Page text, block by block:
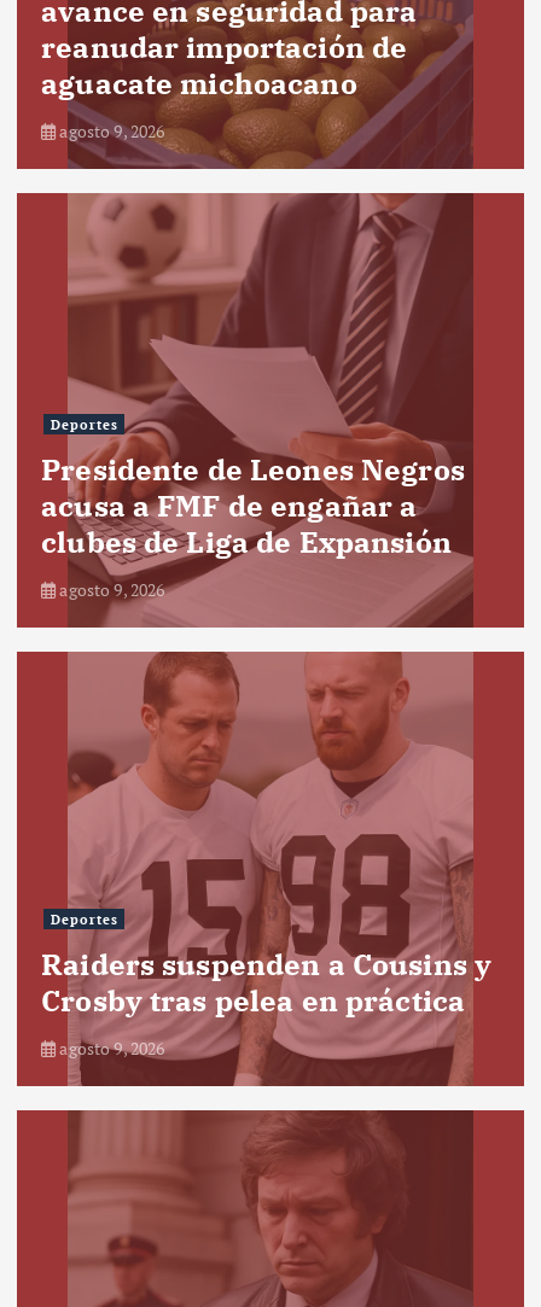
avance en seguridad para
reanudar importación de
aguacate michoacano
agosto 9, 2026
Deportes
Presidente de Leones Negros
acusa a FMF de engañar a
clubes de Liga de Expansión
agosto 9, 2026
Deportes
Raiders suspenden a Cousins y
Crosby tras pelea en práctica
agosto 9, 2026